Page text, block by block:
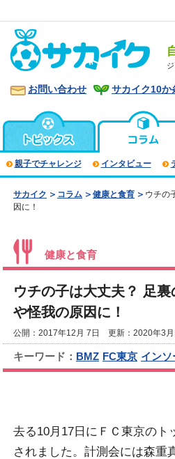
お問い合わせ サカイク10か
親子でチャレンジ インタビュー
サカイク コラム 健康と食育
ウチの
因に！
健康と食育
ウチの子は大丈夫？ 足
や怪我の原因に！
公開：2017年12月 7日 更新：2020年3月
キーワード： BMZ FC東京 インソ
去る10月17日にＦＣ東京の
されました。計測会には森重